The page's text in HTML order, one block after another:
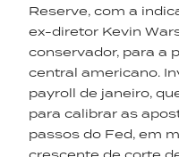
Reserve, com a
ex-diretor Kevin
conservador, para a
central americano.
payroll de janeiro,
para calibrar as
passos do Fed, em